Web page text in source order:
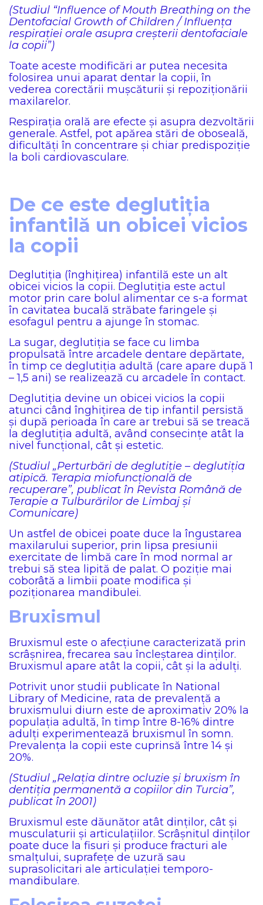
(Studiul “Influence of Mouth Breathing on the
Dentofacial Growth of Children / Influența
respirației orale asupra creșterii dentofaciale
la copii”)
Toate aceste modificări ar putea necesita
folosirea unui aparat dentar la copii, în
vederea corectării mușcăturii și repoziționării
maxilarelor.
Respirația orală are efecte și asupra dezvoltării
generale. Astfel, pot apărea stări de oboseală,
dificultăți în concentrare și chiar predispoziție
la boli cardiovasculare.
De ce este deglutiția
infantilă un obicei vicios
la copii
Deglutiția (înghițirea) infantilă este un alt
obicei vicios la copii. Deglutiția este actul
motor prin care bolul alimentar ce s-a format
în cavitatea bucală străbate faringele și
esofagul pentru a ajunge în stomac.
La sugar, deglutiția se face cu limba
propulsată între arcadele dentare depărtate,
în timp ce deglutiția adultă (care apare după 1
– 1,5 ani) se realizează cu arcadele în contact.
Deglutiția devine un obicei vicios la copii
atunci când înghițirea de tip infantil persistă
și după perioada în care ar trebui să se treacă
la deglutiția adultă, având consecințe atât la
nivel funcțional, cât și estetic.
(Studiul „Perturbări de deglutiție – deglutiția
atipică. Terapia miofuncțională de
recuperare”, publicat în Revista Română de
Terapie a Tulburărilor de Limbaj și
Comunicare)
Un astfel de obicei poate duce la îngustarea
maxilarului superior, prin lipsa presiunii
exercitate de limbă care în mod normal ar
trebui să stea lipită de palat. O poziție mai
coborâtă a limbii poate modifica și
poziționarea mandibulei.
Bruxismul
Bruxismul este o afecțiune caracterizată prin
scrâşnirea, frecarea sau încleştarea dinţilor.
Bruxismul apare atât la copii, cât și la adulți.
Potrivit unor studii publicate în National
Library of Medicine, rata de prevalență a
bruxismului diurn este de aproximativ 20% la
populația adultă, în timp între 8-16% dintre
adulți experimentează bruxismul în somn.
Prevalența la copii este cuprinsă între 14 și
20%.
(Studiul „Relația dintre ocluzie și bruxism în
dentiția permanentă a copiilor din Turcia”,
publicat în 2001)
Bruxismul este dăunător atât dinților, cât și
musculaturii și articulațiilor. Scrâșnitul dinților
poate duce la fisuri și produce fracturi ale
smalțului, suprafețe de uzură sau
suprasolicitari ale articulației temporo-
mandibulare.